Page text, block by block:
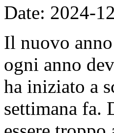
Date: 2024-
Il nuovo
ogni anno
ha iniziato a
settimana fa.